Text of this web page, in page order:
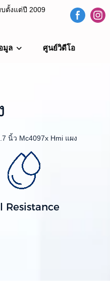
ตั้งแต่ปี 2009
มูล ศูนย์วิดีโอ
นิ้ว Mc4097x Hmi แผง
Resistance